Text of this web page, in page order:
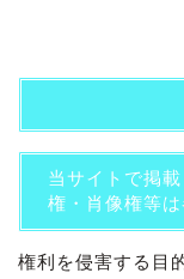
当サイトで掲
権・肖像権等
権利を侵害する目